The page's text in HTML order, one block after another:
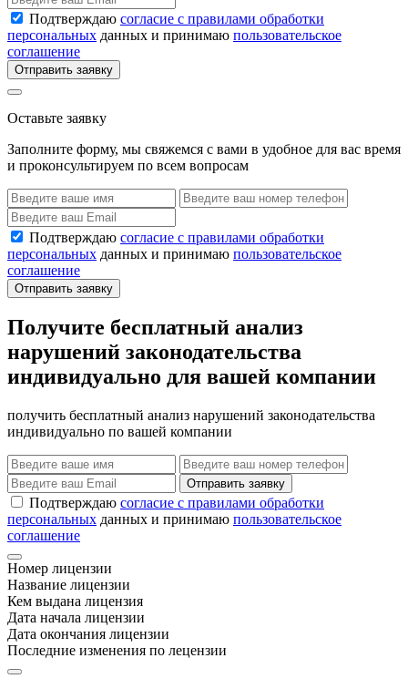
Подтверждаю согласие с правилами обработки
персональных данных и принимаю пользовательское
соглашение
Отправить заявку
Оставьте заявку
Заполните форму, мы свяжемся с вами в удобное для вас время
и проконсультируем по всем вопросам
Подтверждаю согласие с правилами обработки
персональных данных и принимаю пользовательское
соглашение
Отправить заявку
Получите бесплатный анализ
нарушений законодательства
индивидуально для вашей компании
получить бесплатный анализ нарушений законодательства
индивидуально по вашей компании
Отправить заявку
Подтверждаю согласие с правилами обработки
персональных данных и принимаю пользовательское
соглашение
Номер лицензии
Название лицензии
Кем выдана лицензия
Дата начала лицензии
Дата окончания лицензии
Последние изменения по лецензии